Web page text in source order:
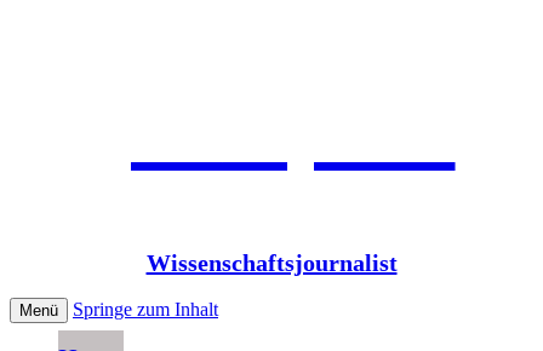
Jean Pütz
Wissenschaftsjournalist
Menü Springe zum Inhalt